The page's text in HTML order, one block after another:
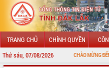
TRANG CHỦ CHÍNH QUYỀN
Thứ sáu, 07/08/2026CHÀO MỪNG ĐẾN VỚI